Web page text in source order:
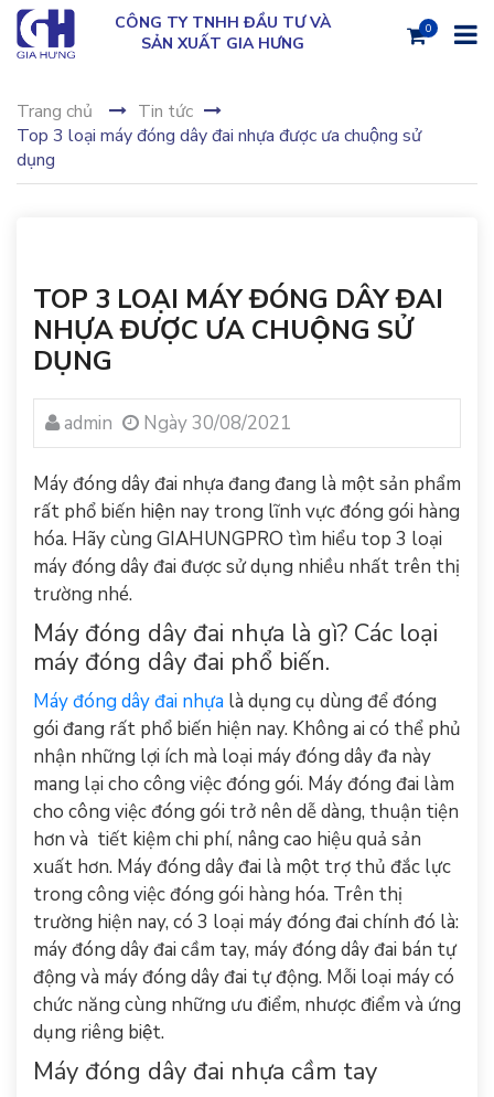
CÔNG TY TNHH ĐẦU TƯ VÀ
SẢN XUẤT GIA HƯNG
0
Trang chủ
Tin tức
Top 3 loại máy đóng dây đai nhựa được ưa chuộng sử
dụng
TOP 3 LOẠI MÁY ĐÓNG DÂY ĐAI
NHỰA ĐƯỢC ƯA CHUỘNG SỬ
DỤNG
admin Ngày 30/08/2021
Máy đóng dây đai nhựa đang đang là một sản phẩm
rất phổ biến hiện nay trong lĩnh vực đóng gói hàng
hóa. Hãy cùng GIAHUNGPRO tìm hiểu top 3 loại
máy đóng dây đai được sử dụng nhiều nhất trên thị
trường nhé.
Máy đóng dây đai nhựa là gì? Các loại
máy đóng dây đai phổ biến.
Máy đóng dây đai nhựa là dụng cụ dùng để đóng
gói đang rất phổ biến hiện nay. Không ai có thể phủ
nhận những lợi ích mà loại máy đóng dây đa này
mang lại cho công việc đóng gói. Máy đóng đai làm
cho công việc đóng gói trở nên dễ dàng, thuận tiện
hơn và tiết kiệm chi phí, nâng cao hiệu quả sản
xuất hơn. Máy đóng dây đai là một trợ thủ đắc lực
trong công việc đóng gói hàng hóa. Trên thị
trường hiện nay, có 3 loại máy đóng đai chính đó là:
máy đóng dây đai cầm tay, máy đóng dây đai bán tự
động và máy đóng dây đai tự động. Mỗi loại máy có
chức năng cùng những ưu điểm, nhược điểm và ứng
dụng riêng biệt.
Máy đóng dây đai nhựa cầm tay